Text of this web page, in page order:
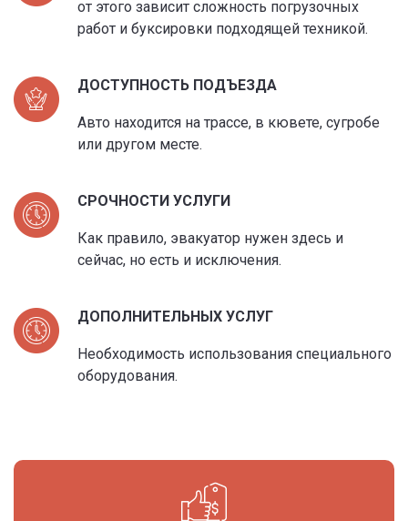
от этого зависит сложность погрузочных
работ и буксировки подходящей техникой.
ДОСТУПНОСТЬ ПОДЪЕЗДА
Авто находится на трассе, в кювете, сугробе
или другом месте.
СРОЧНОСТИ УСЛУГИ
Как правило, эвакуатор нужен здесь и
сейчас, но есть и исключения.
ДОПОЛНИТЕЛЬНЫХ УСЛУГ
Необходимость использования специального
оборудования.